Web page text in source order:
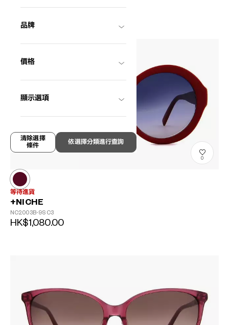
品牌
價格
顯示選項
依選擇分類進行查詢
清除選擇
條件
HK$1,080.00
0
等待進貨
+NICHE
NC2003B-9S C3
HK$1,080.00